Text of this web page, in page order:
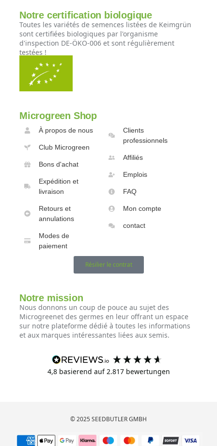
Notre certification biologique
Toutes les variétés de semences listées de Keimgrün
sont certifiées biologiques par l'organisme
d'inspection DE-ÖKO-006 et sont régulièrement
testées !
Microgreen Shop
À propos de nous
Club Microgreen
Bons d'achat
Expédition et
livraison
Retours et
annulations
Modes de
paiement
Clients
professionnels
Affiliés
Emplois
FAQ
Mon compte
contact
Résilier le contrat
Notre mission
Nous donnons un coup de pouce au sujet des
Microgreenet des germes en leur offrant un espace
sur notre plateforme dédié à toutes les informations
et aux marques intéressantes liées aux semis.
4,8 basierend auf 2.817bewertungen
© 2025 SEEDBUTLER GMBH